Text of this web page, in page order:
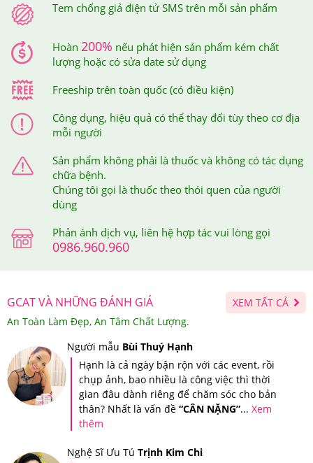
Hồng sâmKangwha cải thiện chức năng sinh lý cho cả
nam và nữ.
Kangwha Chai 3 Lít Giá Bao Nhiêu, Nên Mua Ở
Đâu Đảm Bảo?
Tại hệ thống Giảm Cân An Toàn,
Nước Hồng Sâm Đông
Trùng Hạ Thảo Kangwha Chai 3 Lítgiá1,500,000
Giảm Cân An Toàn là nơi cung cấp các dòng sản phẩm
hỗ trợ chức năng giảm cân, chăm sóc sức khỏe cao
cấp, chính hãng, có nguồn gốc rõ ràng. Do vậy, đây
Tem chống giả điện tử SMS trên mỗi sản phẩm
Hoàn 200% nếu phát hiện sản phẩm kém chất
lượng hoặc có sửa date sử dụng
Freeship trên toàn quốc (có điều kiện)
Công dụng, hiệu quả có thể thay đổi tùy theo cơ địa
mỗi người
Sản phẩm không phải là thuốc và không có tác dụng
chữa bệnh.
Chúng tôi gọi là thuốc theo thói quen của người
dùng
Phản ánh dịch vụ, liên hệ hợp tác vui lòng gọi
0986.960.960
GCAT VÀ NHỮNG ĐÁNH GIÁ
An Toàn Làm Đẹp, An Tâm Chất Lượng.
XEM TẤT CẢ
Người mẫu Bùi Thuý Hạnh
Hạnh là cả ngày bận rộn với các event, rồi
chụp ảnh, bao nhiều là công việc thì thời
gian đâu dành riêng để chăm sóc cho bản
thân? Nhất là vấn đề “CÂN NẶNG”... Xem
thêm
Nghệ Sĩ Ưu Tú Trịnh Kim Chi